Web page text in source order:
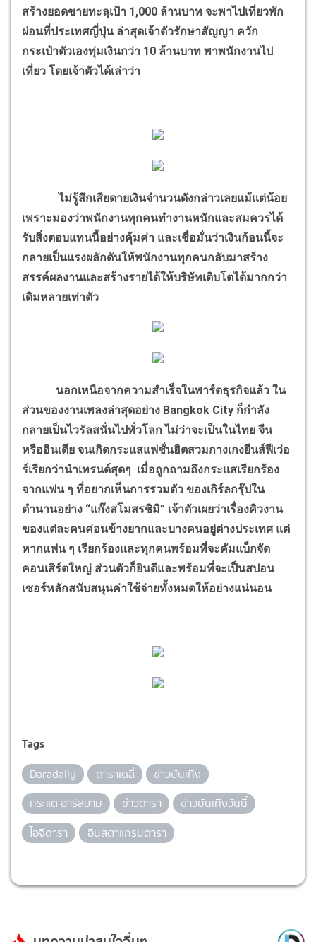
สร้างยอดขายทะลุเป้า 1,000 ล้านบาท จะพาไปเที่ยวพัก
ผ่อนที่ประเทศญี่ปุ่น ล่าสุดเจ้าตัวรักษาสัญญา ควัก
กระเป๋าตัวเองทุ่มเงินกว่า 10 ล้านบาท พาพนักงานไป
เที่ยว โดยเจ้าตัวได้เล่าว่า
ไม่รู้สึกเสียดายเงินจำนวนดังกล่าวเลยแม้แต่น้อย
เพราะมองว่าพนักงานทุกคนทำงานหนักและสมควรได้
รับสิ่งตอบแทนนี้อย่างคุ้มค่า และเชื่อมั่นว่าเงินก้อนนี้จะ
กลายเป็นแรงผลักดันให้พนักงานทุกคนกลับมาสร้าง
สรรค์ผลงานและสร้างรายได้ให้บริษัทเติบโตได้มากกว่า
เดิมหลายเท่าตัว
นอกเหนือจากความสำเร็จในพาร์ตธุรกิจแล้ว ใน
ส่วนของงานเพลงล่าสุดอย่าง Bangkok City ก็กำลัง
กลายเป็นไวรัลสนั่นไปทั่วโลก ไม่ว่าจะเป็นในไทย จีน
หรืออินเดีย จนเกิดกระแสแฟชั่นฮิตสวมกางเกงยีนส์ฟีเว่อ
ร์เรียกว่านำเทรนด์สุดๆ เมื่อถูกถามถึงกระแสเรียกร้อง
จากแฟน ๆ ที่อยากเห็นการรวมตัว ของเกิร์ลกรุ๊ปใน
ตำนานอย่าง “แก๊งสโมสรชิมิ” เจ้าตัวเผยว่าเรื่องคิวงาน
ของแต่ละคนค่อนข้างยากและบางคนอยู่ต่างประเทศ แต่
หากแฟน ๆ เรียกร้องและทุกคนพร้อมที่จะคัมแบ็กจัด
คอนเสิร์ตใหญ่ ส่วนตัวก็ยินดีและพร้อมที่จะเป็นสปอน
เซอร์หลักสนับสนุนค่าใช้จ่ายทั้งหมดให้อย่างแน่นอน
Tags
Daradaily ดาราเดลี่
ข่าวบันเทิง
กระแต อาร์สยาม
ข่าวดารา
ข่าวบันเทิงวันนี้
ไอจีดารา
อินสตาแกรมดารา